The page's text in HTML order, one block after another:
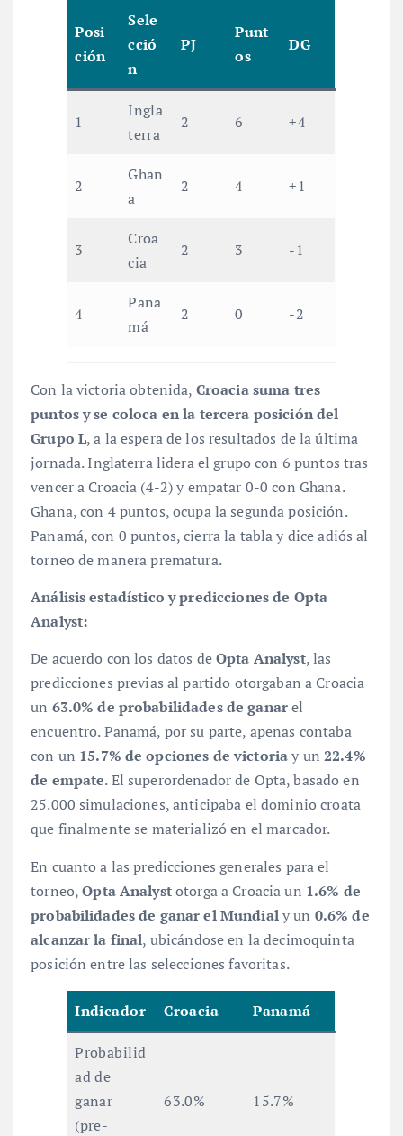
Posi
ción
Sele
cció
n
PJ
Punt
os
DG
1
Ingla
terra
2 6 +4
2
Ghan
a
2 4 +1
3
Croa
cia
2 3 -1
4
Pana
má
2 0 -2
Con la victoria obtenida, Croacia suma tres
puntos y se coloca en la tercera posición del
Grupo L, a la espera de los resultados de la última
jornada. Inglaterra lidera el grupo con 6 puntos tras
vencer a Croacia (4-2) y empatar 0-0 con Ghana.
Ghana, con 4 puntos, ocupa la segunda posición.
Panamá, con 0 puntos, cierra la tabla y dice adiós al
torneo de manera prematura.
Análisis estadístico y predicciones de Opta
Analyst:
De acuerdo con los datos deOpta Analyst, las
predicciones previas al partido otorgaban a Croacia
un 63.0% de probabilidades de ganarel
encuentro. Panamá, por su parte, apenas contaba
con un 15.7% de opciones de victoriay un22.4%
de empate. El superordenador de Opta, basado en
25.000 simulaciones, anticipaba el dominio croata
que finalmente se materializó en el marcador.
En cuanto a las predicciones generales para el
torneo,Opta Analystotorga a Croacia un 1.6% de
probabilidades de ganar el Mundialy un 0.6% de
alcanzar la final, ubicándose en la decimoquinta
posición entre las selecciones favoritas.
Indicador Croacia Panamá
Probabilid
ad de
ganar
(pre-
63.0% 15.7%